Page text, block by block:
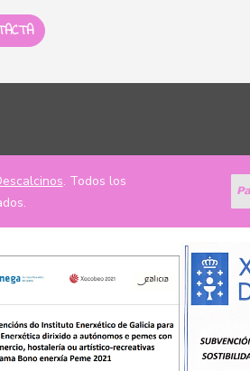
. Todos los